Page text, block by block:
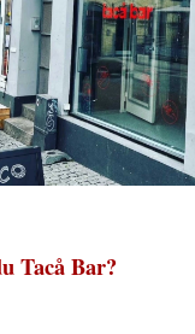
Tacå Bar?